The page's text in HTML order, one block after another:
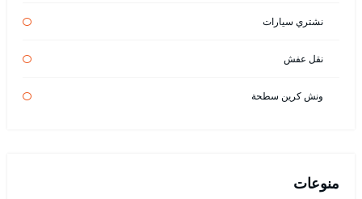
نشتري سيارات
نقل عفش
ونش كرين سطحة
منوعات